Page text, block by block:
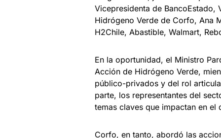
Vicepresidenta de BancoEstado,
Hidrógeno Verde de Corfo, Ana
H2Chile, Abastible, Walmart,
En la oportunidad, el Ministro
Acción de Hidrógeno Verde,
público-privados y del rol
parte, los representantes del
temas claves que impactan en el
Corfo, en tanto, abordó las